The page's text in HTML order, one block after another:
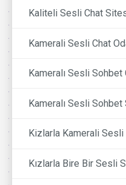
Kaliteli Sesli Chat
Kamerali Sesli Chat
Kameralı Sesli Sohbet
Kameralı Sesli
Kizlarla Kamerali
Kızlarla Bire Bir Sesli